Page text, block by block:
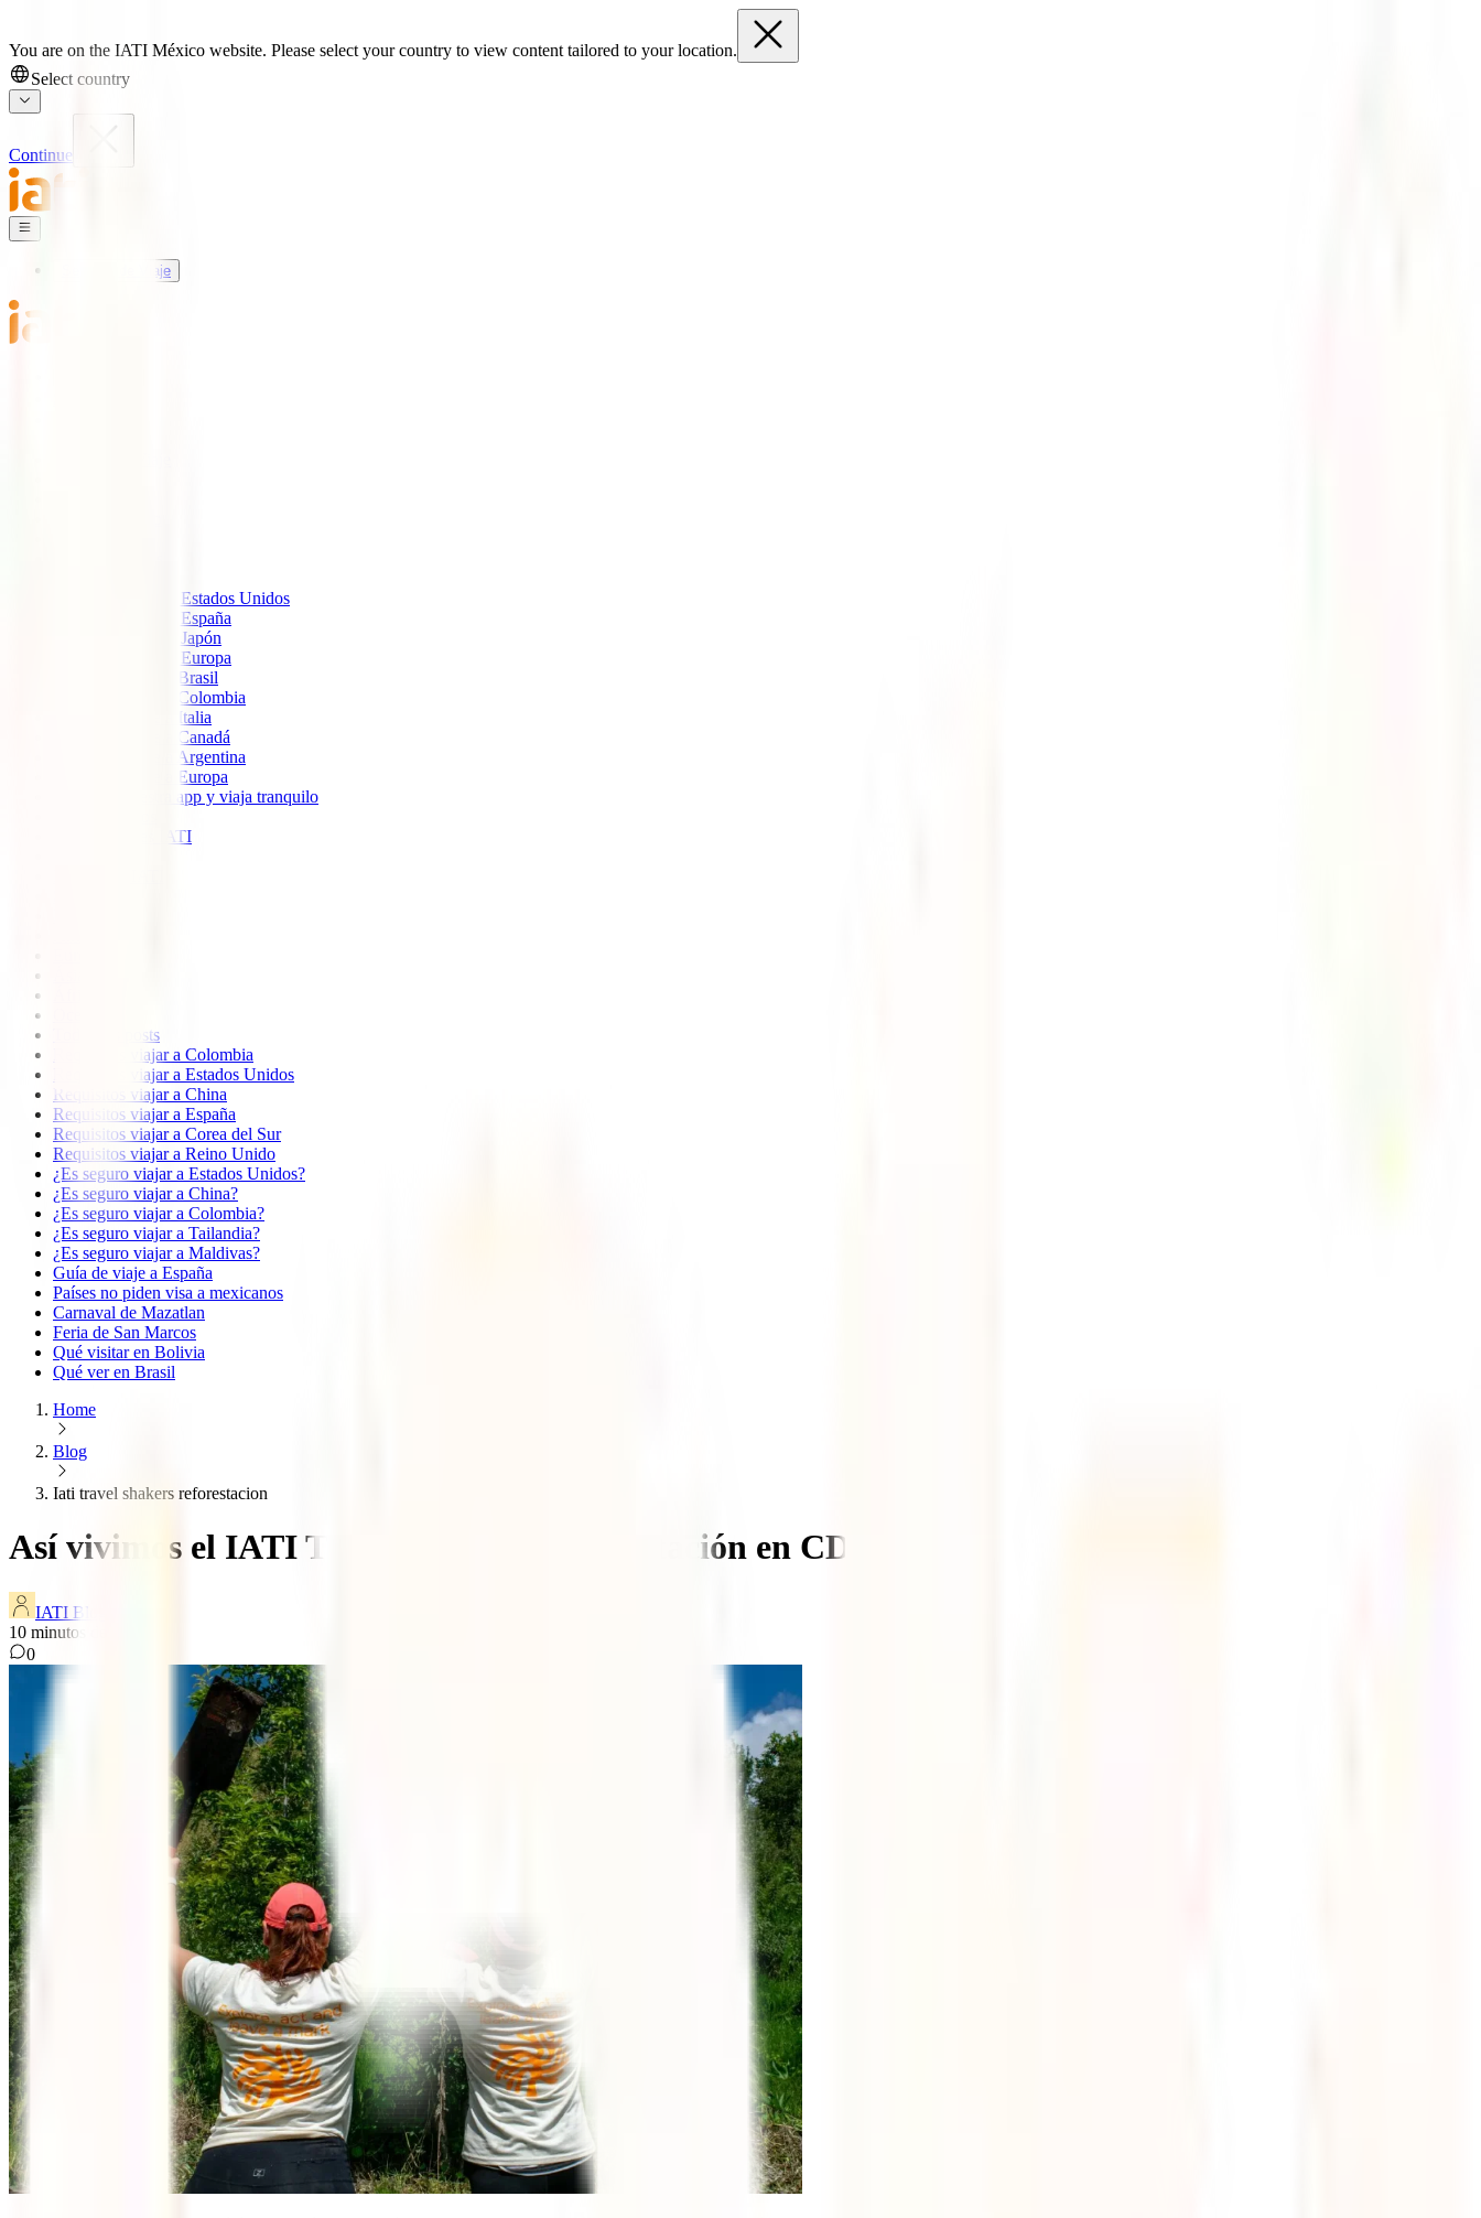
You are on the IATI México website. Please select your country to view content tailored to your location.
Select country
Continue
Seguros de Viaje
Seguro de Viaje a Estados Unidos
Seguro de Viaje a España
Seguro de Viaje a Japón
Seguro de Viaje a Europa
Seguro de viaje a Brasil
Seguro de viaje a Colombia
Seguro de viaje a Italia
Seguro de viaje a Canadá
Seguro de viaje a Argentina
Seguro de viaje a Europa
Descarga nuestra app y viaja tranquilo
Colaboradores IATI
Todos los posts
Requisitos viajar a Colombia
Requisitos viajar a Estados Unidos
Requisitos viajar a China
Requisitos viajar a España
Requisitos viajar a Corea del Sur
Requisitos viajar a Reino Unido
¿Es seguro viajar a Estados Unidos?
¿Es seguro viajar a China?
¿Es seguro viajar a Colombia?
¿Es seguro viajar a Tailandia?
¿Es seguro viajar a Maldivas?
Guía de viaje a España
Países no piden visa a mexicanos
Carnaval de Mazatlan
Feria de San Marcos
Qué visitar en Bolivia
Qué ver en Brasil
Home
Blog
Iati travel shakers reforestacion
Así vivimos el IATI Travel Shakers Reforestación en CDMX
IATI Blog
10 minutos de lectura
0